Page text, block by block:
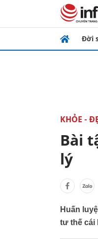
Đời
KHỎE -
Bài
lý
Huấn
tư thế cái